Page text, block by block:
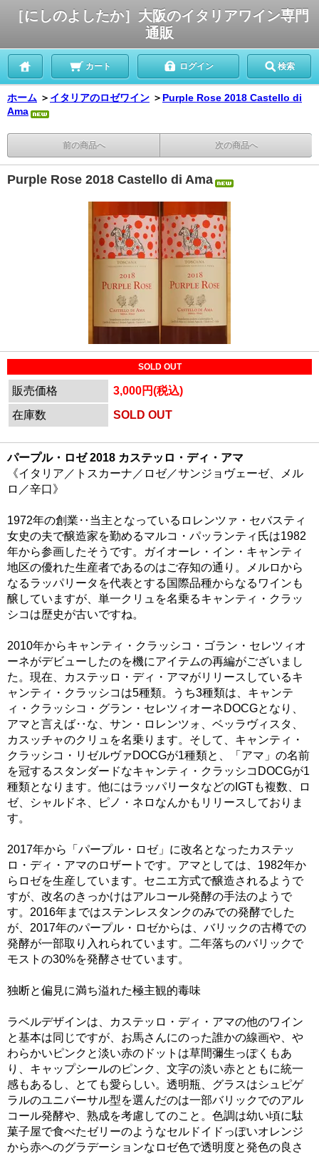
［にしのよしたか］大阪のイタリアワイン専門
通販
カート ログイン 検索
ホーム ＞ イタリアのロゼワイン ＞ Purple Rose 2018 Castello di
Ama
前の商品へ 次の商品へ
Purple Rose 2018 Castello di Ama
SOLD OUT
販売価格
3,000円(税込)
在庫数
SOLD OUT
パープル・ロゼ 2018 カステッロ・ディ・アマ
《イタリア／トスカーナ／ロゼ／サンジョヴェーゼ、メル
ロ／辛口》
1972年の創業‥当主となっているロレンツァ・セバスティ
女史の夫で醸造家を勤めるマルコ・パッランティ氏は1982
年から参画したそうです。ガイオーレ・イン・キャンティ
地区の優れた生産者であるのはご存知の通り。メルロから
なるラッパリータを代表とする国際品種からなるワインも
醸していますが、単一クリュを名乗るキャンティ・クラッ
シコは歴史が古いですね。
2010年からキャンティ・クラッシコ・ゴラン・セレツィオ
ーネがデビューしたのを機にアイテムの再編がございまし
た。現在、カステッロ・ディ・アマがリリースしているキ
ャンティ・クラッシコは5種類。うち3種類は、キャンテ
ィ・クラッシコ・グラン・セレツィオーネDOCGとなり、
アマと言えば‥な、サン・ロレンツォ、ベッラヴィスタ、
カスッチャのクリュを名乗ります。そして、キャンティ・
クラッシコ・リゼルヴァDOCGが1種類と、「アマ」の名前
を冠するスタンダードなキャンティ・クラッシコDOCGが1
種類となります。他にはラッパリータなどのIGTも複数、ロ
ゼ、シャルドネ、ピノ・ネロなんかもリリースしておりま
す。
2017年から「パープル・ロゼ」に改名となったカステッ
ロ・ディ・アマのロザートです。アマとしては、1982年か
らロゼを生産しています。セニエ方式で醸造されるようで
すが、改名のきっかけはアルコール発酵の手法のようで
す。2016年まではステンレスタンクのみでの発酵でした
が、2017年のパープル・ロゼからは、バリックの古樽での
発酵が一部取り入れられています。二年落ちのバリックで
モストの30%を発酵させています。
独断と偏見に満ち溢れた極主観的毒味
ラベルデザインは、カステッロ・ディ・アマの他のワイン
と基本は同じですが、お馬さんにのった誰かの線画や、や
わらかいピンクと淡い赤のドットは草間彌生っぽくもあ
り、キャップシールのピンク、文字の淡い赤とともに統一
感もあるし、とても愛らしい。透明瓶、グラスはシュピゲ
ラルのユニバーサル型を選んだのは一部バリックでのアル
コール発酵や、熟成を考慮してのこと。色調は幼い頃に駄
菓子屋で食べたゼリーのようなセルドイドっぽいオレンジ
から赤へのグラデーションなロゼ色で透明度と発色の良さ